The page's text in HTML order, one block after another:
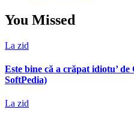
You Missed
La zid
Este bine că a crăpat idiotu’
SoftPedia)
La zid